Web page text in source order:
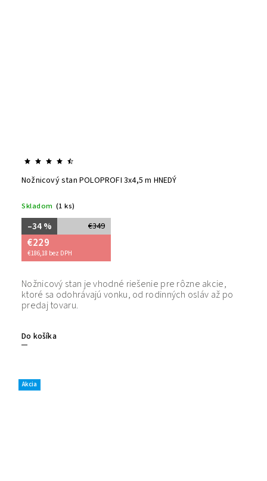
Nožnicový stan POLOPROFI 3x4,5 m HNEDÝ
Skladom (1 ks)
€349
–34 %
€229
€186,18 bez DPH
Do košíka
Nožnicový stan je vhodné riešenie pre rôzne akcie,
ktoré sa odohrávajú vonku, od rodinných osláv až po
predaj tovaru.
Akcia